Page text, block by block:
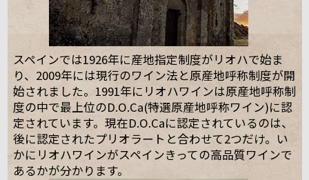
スペインでは1926年に産地指定制度がリオハで始ま
り、2009年には現行のワイン法と原産地呼称制度が開
始されました。1991年にリオハワインは原産地呼称制
度の中で最上位のD.O.Ca(特選原産地呼称ワイン)に認
定されています。現在D.O.Caに認定されているのは、
後に認定されたプリオラートと合わせて2つだけ。い
かにリオハワインがスペインきっての高品質ワインで
あるかが分かります。